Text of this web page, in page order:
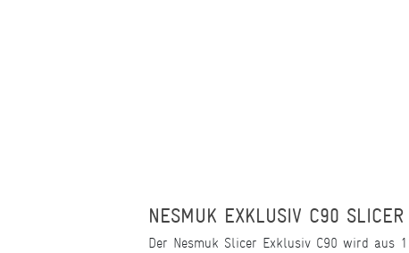
NESMUK EXKLUSIV C90
Der Nesmuk Slicer Exklusiv C90 wird aus